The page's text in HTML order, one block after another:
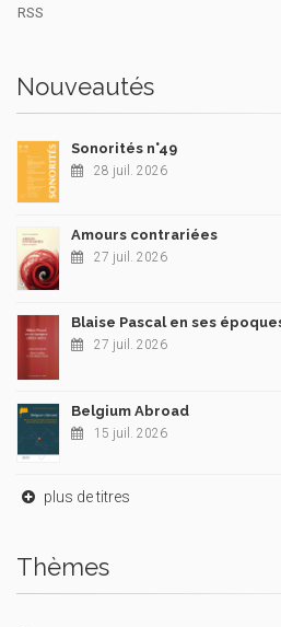
RSS
Nouveautés
Sonorités n°49
28 juil. 2026
Amours contrariées
27 juil. 2026
Blaise Pascal en ses
27 juil. 2026
Belgium Abroad
15 juil. 2026
plus de titres
Thèmes